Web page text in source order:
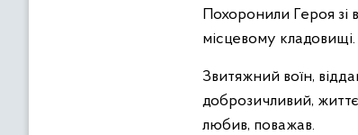
Похоронили Героя зі
місцевому кладовищі.
Звитяжний воїн,
доброзичливий,
любив, поважав.